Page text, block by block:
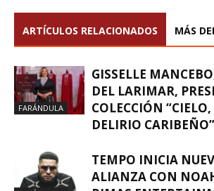
ARTÍCULOS RELACIONADOS MÁS
FARÁNDULA
GISSELLE
DEL LARIMAR,
COLECCIÓN
DELIRIO
TEMPO INICIA
ALIANZA CON